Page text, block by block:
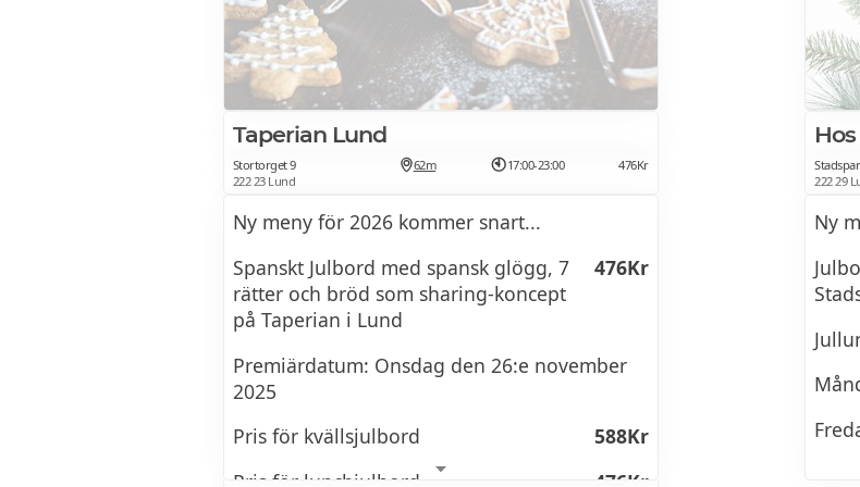
Hemlagade sillar
Gravad lax med hovmästarsås
Rökt lax med romsås
Syltor
Leverpastej
Charkuterier
Taperian Lund
Stortorget 9
222 23 Lund
62m 17:00-23:00 476Kr
Ny meny för 2026 kommer snart...
Spanskt Julbord med spansk glögg, 7
rätter och bröd som sharing-koncept
på Taperian i Lund
476Kr
Premiärdatum: Onsdag den 26:e november
2025
Pris för kvällsjulbord
588Kr
Pris för lunchjulbord
476Kr
222 29
Ny